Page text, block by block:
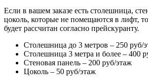
Если в вашем заказе есть столешница,
цоколь, которые не помещаются в лифт,
будет рассчитан согласно прейскуранту.
Столешница до 3 метров – 250 руб/
Столешница 3 метра и более – 400
Стеновая панель – 200 руб/этаж
Цоколь – 50 руб/этаж